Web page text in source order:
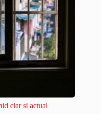
clar si actual